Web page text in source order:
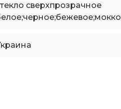
сверхпрозрачное